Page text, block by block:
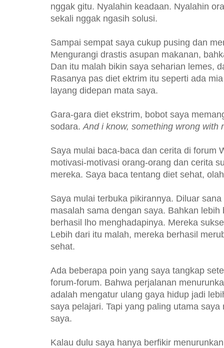
nggak gitu. Nyalahin keadaan. Nyalahin
sekali nggak ngasih solusi.
Sampai sempat saya cukup pusing dan
Mengurangi drastis asupan makanan,
Dan itu malah bikin saya seharian lemes,
Rasanya pas diet ektrim itu seperti ada
layang didepan mata saya.
Gara-gara diet ekstrim, bobot saya
sodara. And i know, something wrong with
Saya mulai baca-baca dan cerita di forum
motivasi-motivasi orang-orang dan cerita
mereka. Saya baca tentang diet sehat,
Saya mulai terbuka pikirannya. Diluar
masalah sama dengan saya. Bahkan
berhasil lho menghadapinya. Mereka
Lebih dari itu malah, mereka berhasil
sehat.
Ada beberapa poin yang saya tangkap
forum-forum. Bahwa perjalanan
adalah mengatur ulang gaya hidup jadi
saya pelajari. Tapi yang paling utama
saya.
Kalau dulu saya hanya berfikir